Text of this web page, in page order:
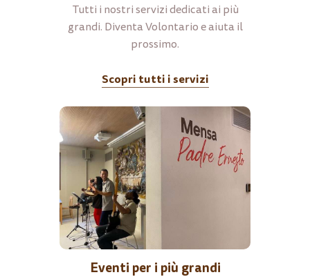
Nessun prodotto nel carrello.
Tutti i nostri servizi dedicati ai più
grandi. Diventa Volontario e aiuta il
prossimo.
Scopri tutti i servizi
Eventi per i più grandi